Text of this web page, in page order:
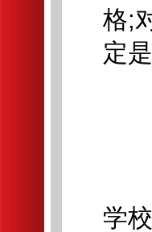
格;
定
(
按
学